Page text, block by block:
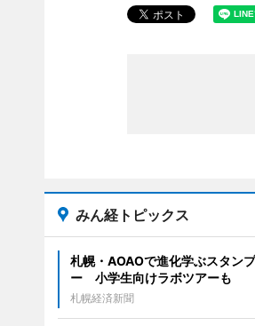
みん経トピックス
札幌・AOAOで進化学ぶスタン
ー 小学生向けラボツアーも
札幌経済新聞